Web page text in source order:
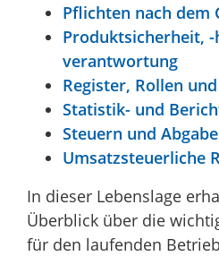
Pflichten nach dem
Produktsicherheit,
verantwortung
Register, Rollen
Statistik- und
Steuern und
Umsatzsteuerliche
In dieser Lebenslage
Überblick über die
für den laufenden